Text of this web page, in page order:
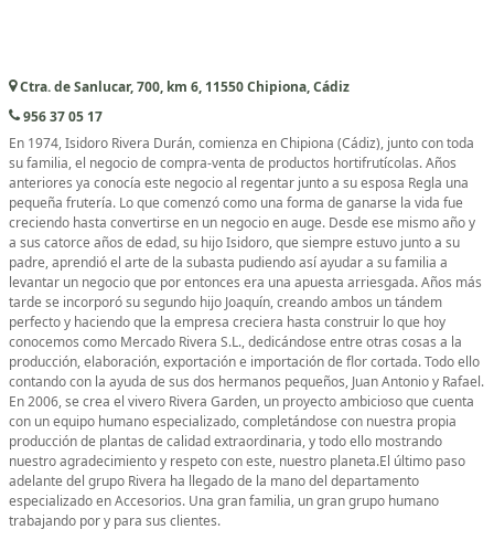
Ctra. de Sanlucar, 700, km 6, 11550 Chipiona, Cádiz
956 37 05 17
En 1974, Isidoro Rivera Durán, comienza en Chipiona (Cádiz), junto con toda
su familia, el negocio de compra-venta de productos hortifrutícolas. Años
anteriores ya conocía este negocio al regentar junto a su esposa Regla una
pequeña frutería. Lo que comenzó como una forma de ganarse la vida fue
creciendo hasta convertirse en un negocio en auge. Desde ese mismo año y
a sus catorce años de edad, su hijo Isidoro, que siempre estuvo junto a su
padre, aprendió el arte de la subasta pudiendo así ayudar a su familia a
levantar un negocio que por entonces era una apuesta arriesgada. Años más
tarde se incorporó su segundo hijo Joaquín, creando ambos un tándem
perfecto y haciendo que la empresa creciera hasta construir lo que hoy
conocemos como Mercado Rivera S.L., dedicándose entre otras cosas a la
producción, elaboración, exportación e importación de flor cortada. Todo ello
contando con la ayuda de sus dos hermanos pequeños, Juan Antonio y Rafael.
En 2006, se crea el vivero Rivera Garden, un proyecto ambicioso que cuenta
con un equipo humano especializado, completándose con nuestra propia
producción de plantas de calidad extraordinaria, y todo ello mostrando
nuestro agradecimiento y respeto con este, nuestro planeta.El último paso
adelante del grupo Rivera ha llegado de la mano del departamento
especializado en Accesorios. Una gran familia, un gran grupo humano
trabajando por y para sus clientes.